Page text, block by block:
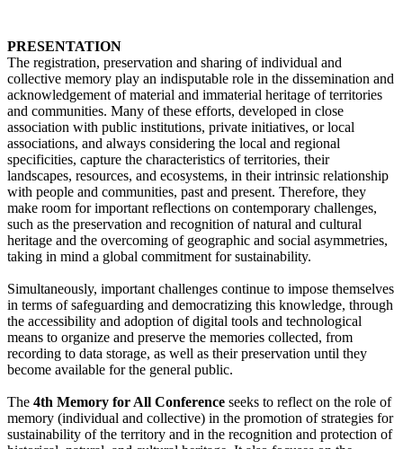
PRESENTATION
The registration, preservation and sharing of individual and
collective memory play an indisputable role in the dissemination and
acknowledgement of material and immaterial heritage of territories
and communities. Many of these efforts, developed in close
association with public institutions, private initiatives, or local
associations, and always considering the local and regional
specificities, capture the characteristics of territories, their
landscapes, resources, and ecosystems, in their intrinsic relationship
with people and communities, past and present. Therefore, they
make room for important reflections on contemporary challenges,
such as the preservation and recognition of natural and cultural
heritage and the overcoming of geographic and social asymmetries,
taking in mind a global commitment for sustainability.
Simultaneously, important challenges continue to impose themselves
in terms of safeguarding and democratizing this knowledge, through
the accessibility and adoption of digital tools and technological
means to organize and preserve the memories collected, from
recording to data storage, as well as their preservation until they
become available for the general public.
The 4th Memory for All Conference seeks to reflect on the role of
memory (individual and collective) in the promotion of strategies for
sustainability of the territory and in the recognition and protection of